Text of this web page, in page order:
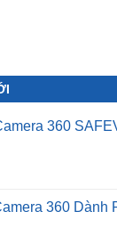
360
360 Dành